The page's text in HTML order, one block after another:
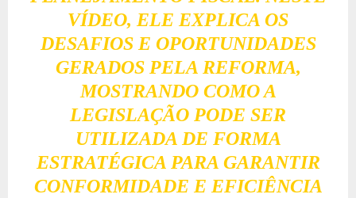
VÍDEO, ELE EXPLICA OS
DESAFIOS E OPORTUNIDADES
GERADOS PELA REFORMA,
MOSTRANDO COMO A
LEGISLAÇÃO PODE SER
UTILIZADA DE FORMA
ESTRATÉGICA PARA GARANTIR
CONFORMIDADE E EFICIÊNCIA